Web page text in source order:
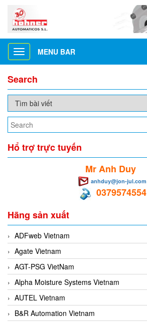
Toggle
navigation
MENU BAR
Search
Hổ trợ trực tuyến
Mr Anh Duy
anhduy@jon-jul.com
0379574554
Hãng sản xuất
ADFweb Vietnam
Agate Vietnam
AGT-PSG VietNam
Alpha Moisture Systems Vietnam
AUTEL Vietnam
B&R Automation Vietnam